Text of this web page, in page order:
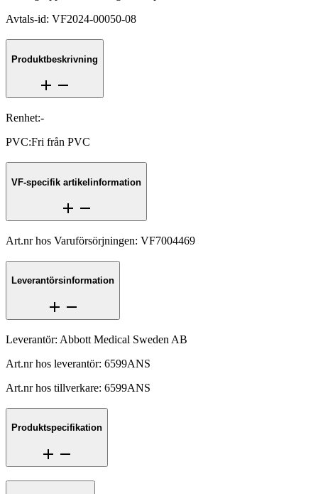
Avtals-id: VF2024-00050-08
Produktbeskrivning
Renhet:-
PVC:Fri från PVC
VF-specifik artikelinformation
Art.nr hos Varuförsörjningen: VF7004469
Leverantörsinformation
Leverantör: Abbott Medical Sweden AB
Art.nr hos leverantör: 6599ANS
Art.nr hos tillverkare: 6599ANS
Produktspecifikation